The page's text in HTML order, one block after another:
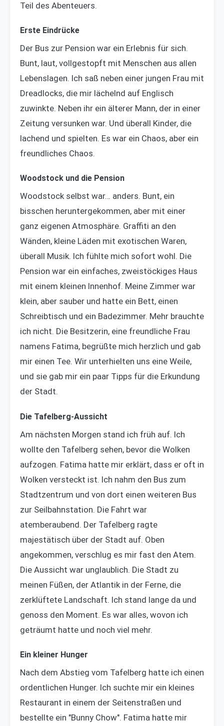
Teil des Abenteuers.
Erste Eindrücke
Der Bus zur Pension war ein Erlebnis für sich.
Bunt, laut, vollgestopft mit Menschen aus allen
Lebenslagen. Ich saß neben einer jungen Frau mit
Dreadlocks, die mir lächelnd auf Englisch
zuwinkte. Neben ihr ein älterer Mann, der in einer
Zeitung versunken war. Und überall Kinder, die
lachend und spielten. Es war ein Chaos, aber ein
freundliches Chaos.
Woodstock und die Pension
Woodstock selbst war… anders. Bunt, ein
bisschen heruntergekommen, aber mit einer
ganz eigenen Atmosphäre. Graffiti an den
Wänden, kleine Läden mit exotischen Waren,
überall Musik. Ich fühlte mich sofort wohl. Die
Pension war ein einfaches, zweistöckiges Haus
mit einem kleinen Innenhof. Meine Zimmer war
klein, aber sauber und hatte ein Bett, einen
Schreibtisch und ein Badezimmer. Mehr brauchte
ich nicht. Die Besitzerin, eine freundliche Frau
namens Fatima, begrüßte mich herzlich und gab
mir einen Tee. Wir unterhielten uns eine Weile,
und sie gab mir ein paar Tipps für die Erkundung
der Stadt.
Die Tafelberg-Aussicht
Am nächsten Morgen stand ich früh auf. Ich
wollte den Tafelberg sehen, bevor die Wolken
aufzogen. Fatima hatte mir erklärt, dass er oft in
Wolken versteckt ist. Ich nahm den Bus zum
Stadtzentrum und von dort einen weiteren Bus
zur Seilbahnstation. Die Fahrt war
atemberaubend. Der Tafelberg ragte
majestätisch über der Stadt auf. Oben
angekommen, verschlug es mir fast den Atem.
Die Aussicht war unglaublich. Die Stadt zu
meinen Füßen, der Atlantik in der Ferne, die
zerklüftete Landschaft. Ich stand lange da und
genoss den Moment. Es war alles, wovon ich
geträumt hatte und noch viel mehr.
Ein kleiner Hunger
Nach dem Abstieg vom Tafelberg hatte ich einen
ordentlichen Hunger. Ich suchte mir ein kleines
Restaurant in einem der Seitenstraßen und
bestellte ein "Bunny Chow". Fatima hatte mir